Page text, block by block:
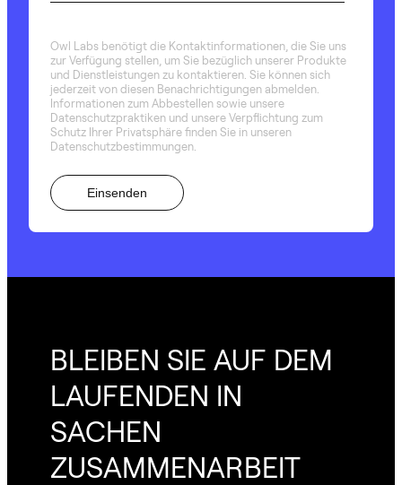
Owl Labs benötigt die Kontaktinformationen, die Sie uns
zur Verfügung stellen, um Sie bezüglich unserer Produkte
und Dienstleistungen zu kontaktieren. Sie können sich
jederzeit von diesen Benachrichtigungen abmelden.
Informationen zum Abbestellen sowie unsere
Datenschutzpraktiken und unsere Verpflichtung zum
Schutz Ihrer Privatsphäre finden Sie in unseren
Datenschutzbestimmungen.
BLEIBEN SIE AUF DEM
LAUFENDEN IN
SACHEN
ZUSAMMENARBEIT